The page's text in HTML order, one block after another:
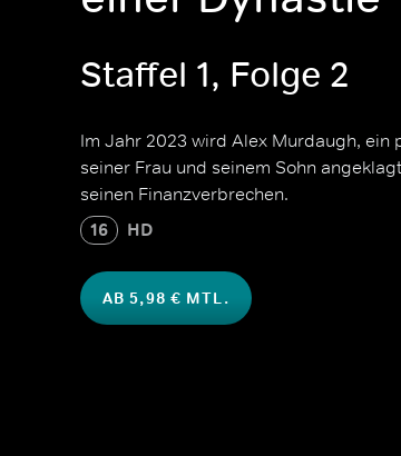
Staffel 1, Folge 2
Im Jahr 2023 wird Alex Murdaugh, ein
seiner Frau und seinem Sohn
seinen Finanzverbrechen.
16 HD
AB 5,98 € MTL.